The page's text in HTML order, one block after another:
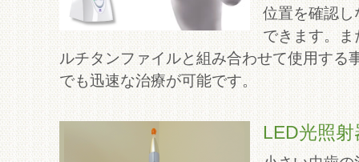
位置を確認
できます。
ルチタンファイルと組み合わせて使用する
でも迅速な治療が可能です。
LED光照射